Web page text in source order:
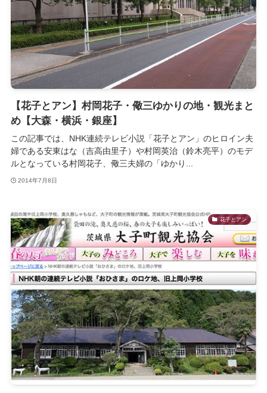
【花子とアン】村岡花子・儆三ゆかりの地・観光まと
め【大森・横浜・銀座】
この記事では、NHK連続テレビ小説「花子とアン」のヒロイン夫
婦である安東はな（吉高由里子）や村岡英治（鈴木亮平）のモデ
ルとなっている村岡花子、儆三夫婦の「ゆかり...
2014年7月8日
花子とアン